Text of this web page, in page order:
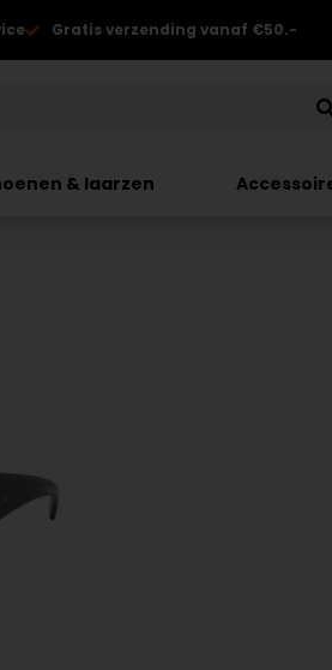
Gratis verzending vanaf €50.-
& laarzen